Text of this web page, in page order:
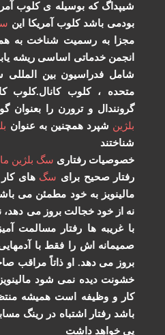
شیپداگ که بوسیله ی کلوب
بودمی باشد کلوب آمریکا این
مجزا به رسمیت شناخت به
انجمن خدماتی اساسی ریشه
شامل فدراسیون بین المللی
متحده ، کلوب کانال.کلوب
گرونندال و ترورن را بعنوان
بلژین شپرد همچنین به عنوان
شناختند
خصوصیات رفتاری سگ بلژین
رفتار صحیح برای سگ های کار
مالینویز به خود مطمئن می
نه از خود خجالت بروز می
با غریبه ها رفتار مسالمت
صمیمانه اش را فقط با
بروز می دهد. او ذاتاً مراقب
خشونت دیده نمی شود
کار و وظیفه است همیشه
باشد رفتار اشتباه در رینگ
پی خواهد داشت